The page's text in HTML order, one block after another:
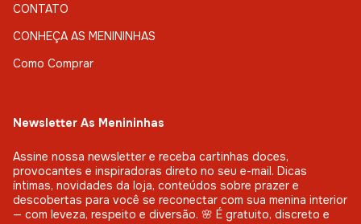
CONTATO
CONHEÇA AS MENININHAS
Como Comprar
Newsletter As Menininhas
Assine nossa newsletter e receba cartinhas doces,
provocantes e inspiradoras direto no seu e-mail. Dicas
íntimas, novidades da loja, conteúdos sobre prazer e
descobertas para você se reconectar com sua menina interior
— com leveza, respeito e diversão. 🌸 É gratuito, discreto e